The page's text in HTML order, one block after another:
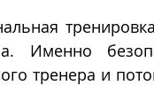
Именно
тренера и